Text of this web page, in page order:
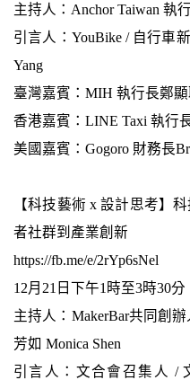
主持人：Anchor Taiwan 執
引言人：YouBike / 自行車
Yang
臺灣嘉賓：MIH 執行長鄭顯
香港嘉賓：LINE Taxi 執行
美國嘉賓：Gogoro 財務長
【科技藝術 x 設計思考】
者社群到產業創新
https://fb.me/e/2rYp6sNel
12月21日下午1時至3時30分
主持人：MakerBar共同創辦
芳如 Monica Shen
引言人：文合會召集人 /